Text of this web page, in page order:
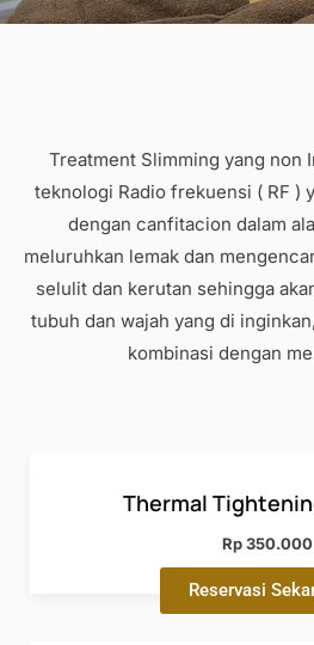
Treatment Slimming yang non
teknologi Radio frekuensi ( RF )
dengan canfitacion dalam
meluruhkan lemak dan
selulit dan kerutan sehingga
tubuh dan wajah yang di
kombinasi dengan
Thermal
Rp 350.000
Reservasi